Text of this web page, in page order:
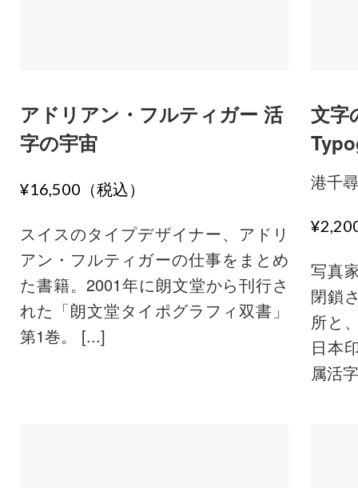
アドリアン・フルティガー 活
字の宇宙
¥16,500（税込）
スイスのタイプデザイナー、アドリ
アン・フルティガーの仕事をまとめ
た書籍。2001年に朗文堂から刊行さ
れた「朗文堂タイポグラフィ双書」
第1巻。 [...]
文字
港千尋
写真
閉鎖
所と
日本
属活